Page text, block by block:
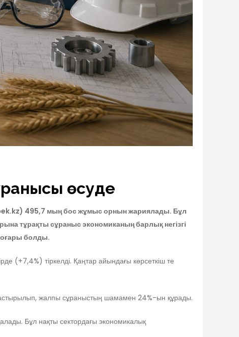
өсуде
495,7 мың бос жұмыс орнын жариялады. Бұл
тұрақты сұраныс экономиканың барлық негізгі
болды.
(+7,4%) тіркелді. Қаңтар айындағы көрсеткіш те
жалпы сұраныстың шамамен 24%-ын құрады.
Бұл нақты сектордағы экономикалық